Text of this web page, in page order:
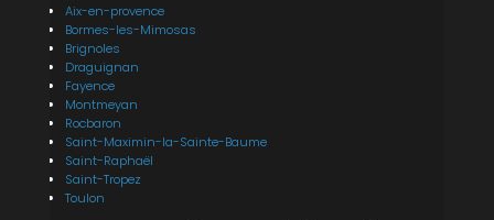
Aix-en-provence
Bormes-les-Mimosas
Brignoles
Draguignan
Fayence
Montmeyan
Rocbaron
Saint-Maximin-la-Sainte-Baume
Saint-Raphaël
Saint-Tropez
Toulon